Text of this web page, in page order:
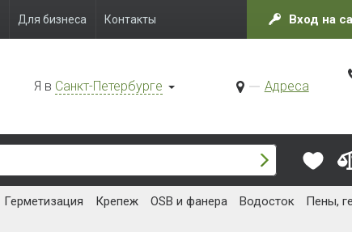
Для бизнеса Контакты Вход на
Я в Санкт-Петербурге Адреса
Герметизация Крепеж OSB и фанера Водосток Пены,